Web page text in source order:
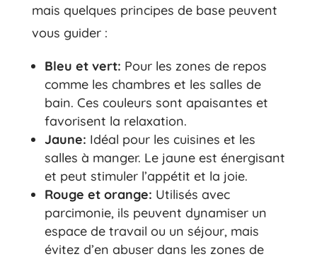
mais quelques principes de base peuvent
vous guider :
Bleu et vert: Pour les zones de repos
comme les chambres et les salles de
bain. Ces couleurs sont apaisantes et
favorisent la relaxation.
Jaune: Idéal pour les cuisines et les
salles à manger. Le jaune est énergisant
et peut stimuler l’appétit et la joie.
Rouge et orange: Utilisés avec
parcimonie, ils peuvent dynamiser un
espace de travail ou un séjour, mais
évitez d’en abuser dans les zones de